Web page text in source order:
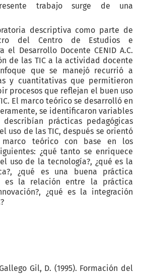
trabajo surge de una
descriptiva como parte de
del Centro de Estudios e
el Desarrollo Docente CENID A.C.
de las TIC a la actividad docente
que se manejó recurrió a
y cuantitativas que permitieron
procesos que reflejan el buen uso
El mar­co teórico se desarrolló en
se identificaron variables
prácticas pedagógicas
uso de las TIC, después se orientó
teórico con base en los
¿qué tanto se enriquece
uso de la tecnología?, ¿qué es la
¿qué es una buena práctica
es la relación entre la práctica
¿qué es la integración
Gil, D. (1995). Formación del